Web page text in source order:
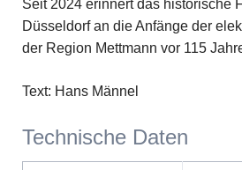
Seit 2024 erinnert das historische
Düsseldorf an die Anfänge der
der Region Mettmann vor 115
Text: Hans Männel
Technische Daten